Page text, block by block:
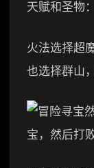
天赋和圣物：
火法选择超
也选择群山